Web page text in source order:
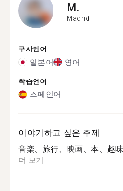
M.
Madrid
구사언어
일본어 영어
학습언어
스페인어
이야기하고 싶은 주제
音楽、旅行、映画、本、趣
더 보기